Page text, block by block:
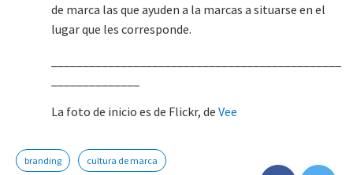
de marca las que ayuden a la marcas a situarse en el
lugar que les corresponde.
La foto de inicio es de Flickr, de Vee
branding cultura de marca